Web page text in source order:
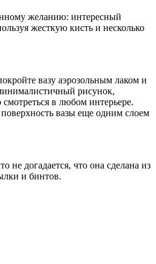
желанию: интересный
жесткую кисть и несколько
вазу аэрозольным лаком и
рисунок,
в любом интерьере.
вазы еще одним слоем
не догадается, что она сделана из
и бинтов.